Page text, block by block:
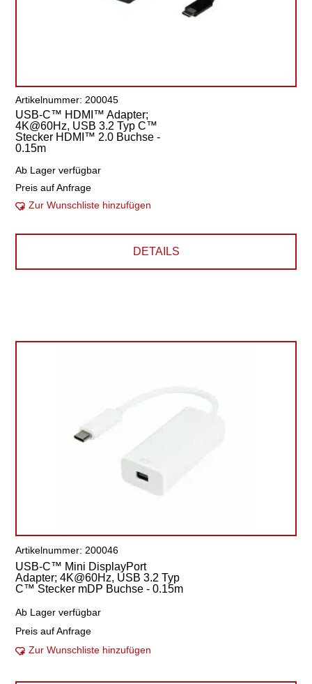
Artikelnummer: 200045
USB-C™ HDMI™ Adapter;
4K@60Hz, USB 3.2 Typ C™
Stecker HDMI™ 2.0 Buchse -
0.15m
Ab Lager verfügbar
Preis auf Anfrage
Zur Wunschliste hinzufügen
DETAILS
Artikelnummer: 200046
USB-C™ Mini DisplayPort
Adapter; 4K@60Hz, USB 3.2 Typ
C™ Stecker mDP Buchse - 0.15m
Ab Lager verfügbar
Preis auf Anfrage
Zur Wunschliste hinzufügen